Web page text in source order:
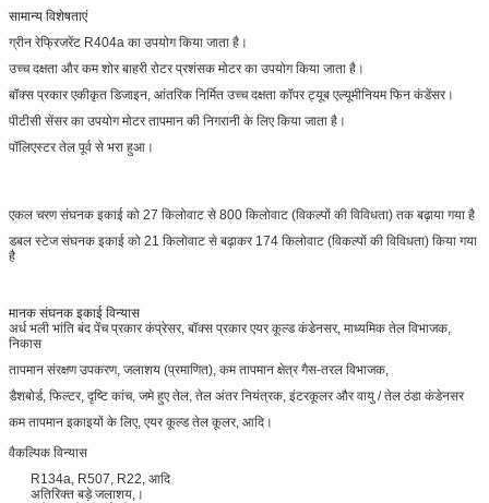
सामान्य विशेषताएं
ग्रीन रेफ्रिजरेंट R404a का उपयोग किया जाता है।
उच्च दक्षता और कम शोर बाहरी रोटर प्रशंसक मोटर का उपयोग किया जाता है।
बॉक्स प्रकार एकीकृत डिजाइन, आंतरिक निर्मित उच्च दक्षता कॉपर ट्यूब एल्यूमीनियम फिन कंडेंसर।
पीटीसी सेंसर का उपयोग मोटर तापमान की निगरानी के लिए किया जाता है।
पॉलिएस्टर तेल पूर्व से भरा हुआ।
एकल चरण संघनक इकाई को 27 किलोवाट से 800 किलोवाट (विकल्पों की विविधता) तक बढ़ाया गया है
डबल स्टेज संघनक इकाई को 21 किलोवाट से बढ़ाकर 174 किलोवाट (विकल्पों की विविधता) किया गया
है
मानक संघनक इकाई विन्यास
अर्ध भली भांति बंद पेंच प्रकार कंप्रेसर, बॉक्स प्रकार एयर कूल्ड कंडेनसर, माध्यमिक तेल विभाजक,
निकास
तापमान संरक्षण उपकरण, जलाशय (प्रमाणित), कम तापमान क्षेत्र गैस-तरल विभाजक,
डैशबोर्ड, फिल्टर, दृष्टि कांच, जमे हुए तेल, तेल अंतर नियंत्रक, इंटरकूलर और वायु / तेल ठंडा कंडेनसर
कम तापमान इकाइयों के लिए, एयर कूल्ड तेल कूलर, आदि।
वैकल्पिक विन्यास
R134a, R507, R22, आदि
अतिरिक्त बड़े जलाशय,।